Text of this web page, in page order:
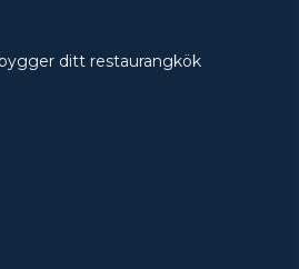
ditt restaurangkök